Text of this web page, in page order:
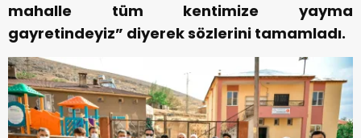
mahalle tüm kentimize yayma
gayretindeyiz” diyerek sözlerini tamamladı.